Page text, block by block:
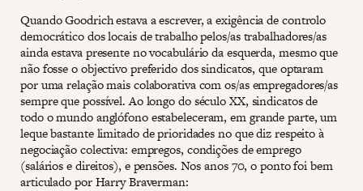
Quando Goodrich estava a escrever, a exigência de controlo
democrático dos locais de trabalho pelos/as trabalhadores/as
ainda estava presente no vocabulário da esquerda, mesmo que
não fosse o objectivo preferido dos sindicatos, que optaram
por uma relação mais colaborativa com os/as empregadores/as
sempre que possível. Ao longo do século XX, sindicatos de
todo o mundo anglófono estabeleceram, em grande parte, um
leque bastante limitado de prioridades no que diz respeito à
negociação colectiva: empregos, condições de emprego
(salários e direitos), e pensões. Nos anos 70, o ponto foi bem
articulado por Harry Braverman: